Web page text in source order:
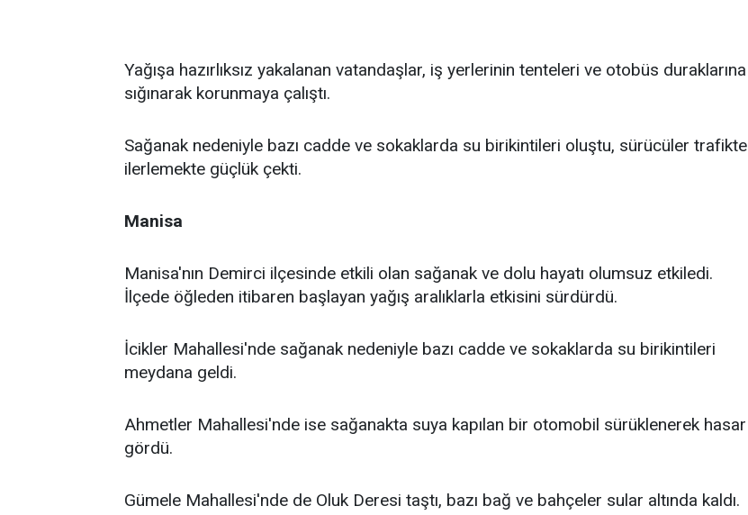
Yağışa hazırlıksız yakalanan vatandaşlar, iş yerlerinin tenteleri ve otobüs duraklarına
sığınarak korunmaya çalıştı.
Sağanak nedeniyle bazı cadde ve sokaklarda su birikintileri oluştu, sürücüler trafikte
ilerlemekte güçlük çekti.
Manisa
Manisa'nın Demirci ilçesinde etkili olan sağanak ve dolu hayatı olumsuz etkiledi.
İlçede öğleden itibaren başlayan yağış aralıklarla etkisini sürdürdü.
İcikler Mahallesi'nde sağanak nedeniyle bazı cadde ve sokaklarda su birikintileri
meydana geldi.
Ahmetler Mahallesi'nde ise sağanakta suya kapılan bir otomobil sürüklenerek hasar
gördü.
Gümele Mahallesi'nde de Oluk Deresi taştı, bazı bağ ve bahçeler sular altında kaldı.